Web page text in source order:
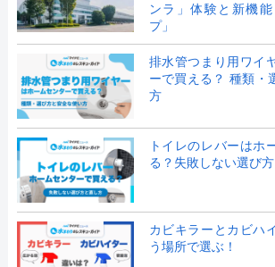
ンラ」体験と新機
プ」
排水管つまり用ワイ
ーで買える？ 種類・
方
トイレのレバーはホ
る？失敗しない選び
カビキラーとカビハ
う場所で選ぶ！